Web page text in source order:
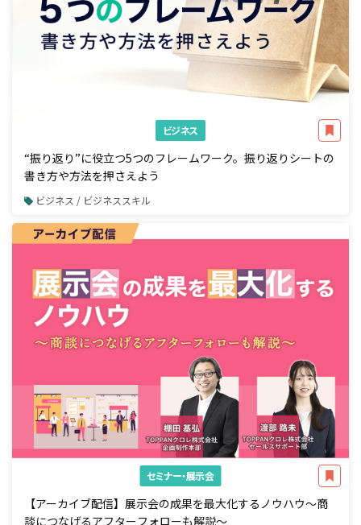
ビジネス
“振り返り”に役立つ5つのフレームワーク。振り返りシートの
書き方や方法を押さえよう
ビジネス / ビジネススキル
セミナー・展示会
【アーカイブ配信】展示会の成果を最大化するノウハウ～商
談につなげるアフターフォローも解説～